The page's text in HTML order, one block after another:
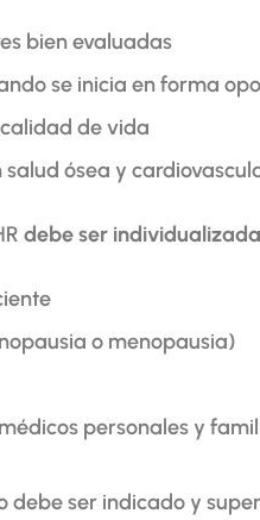
bien evaluadas
se inicia en forma
de vida
ósea y
debe ser individualizada
o menopausia)
personales y
debe ser indicado y